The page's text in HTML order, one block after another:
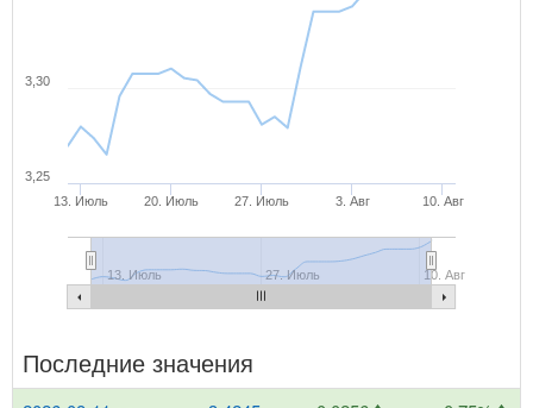
13. Июль 20. Июль 27. Июль 3. Авг 10. Авг
13. Июль 27. Июль 10. Авг
3,25
3,30
Последние значения